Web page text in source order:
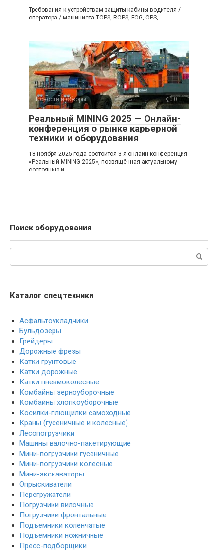
Требования к устройствам защиты кабины водителя /
оператора / машиниста TOPS, ROPS, FOG, OPS,
Новости и обзоры 0
Реальный MINING 2025 — Онлайн-
конференция о рынке карьерной
техники и оборудования
18 ноября 2025 года состоится 3-я онлайн-конференция
«Реальный MINING 2025», посвящённая актуальному
состоянию и
Поиск оборудования
Каталог спецтехники
Асфальтоукладчики
Бульдозеры
Грейдеры
Дорожные фрезы
Катки грунтовые
Катки дорожные
Катки пневмоколесные
Комбайны зерноуборочные
Комбайны хлопкоуборочные
Косилки-плющилки самоходные
Краны (гусеничные и колесные)
Лесопогрузчики
Машины валочно-пакетирующие
Мини-погрузчики гусеничные
Мини-погрузчики колесные
Мини-экскаваторы
Опрыскиватели
Перегружатели
Погрузчики вилочные
Погрузчики фронтальные
Подъемники коленчатые
Подъемники ножничные
Пресс-подборщики